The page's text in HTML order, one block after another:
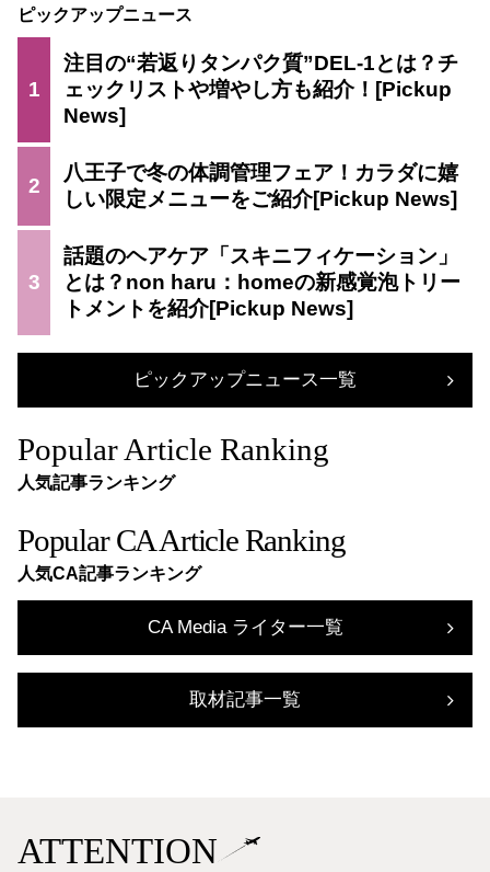
ピックアップニュース
1
注目の“若返りタンパク質”DEL-1とは？チ
ェックリストや増やし方も紹介！
2
八王子で冬の体調管理フェア！カラダに嬉
しい限定メニューをご紹介
3
話題のヘアケア「スキニフィケーション」
とは？non haru：homeの新感覚泡トリー
トメントを紹介
ピックアップニュース一覧
Popular Article Ranking
人気記事ランキング
Popular CA Article Ranking
人気CA記事ランキング
CA Media ライター一覧
取材記事一覧
ATTENTION